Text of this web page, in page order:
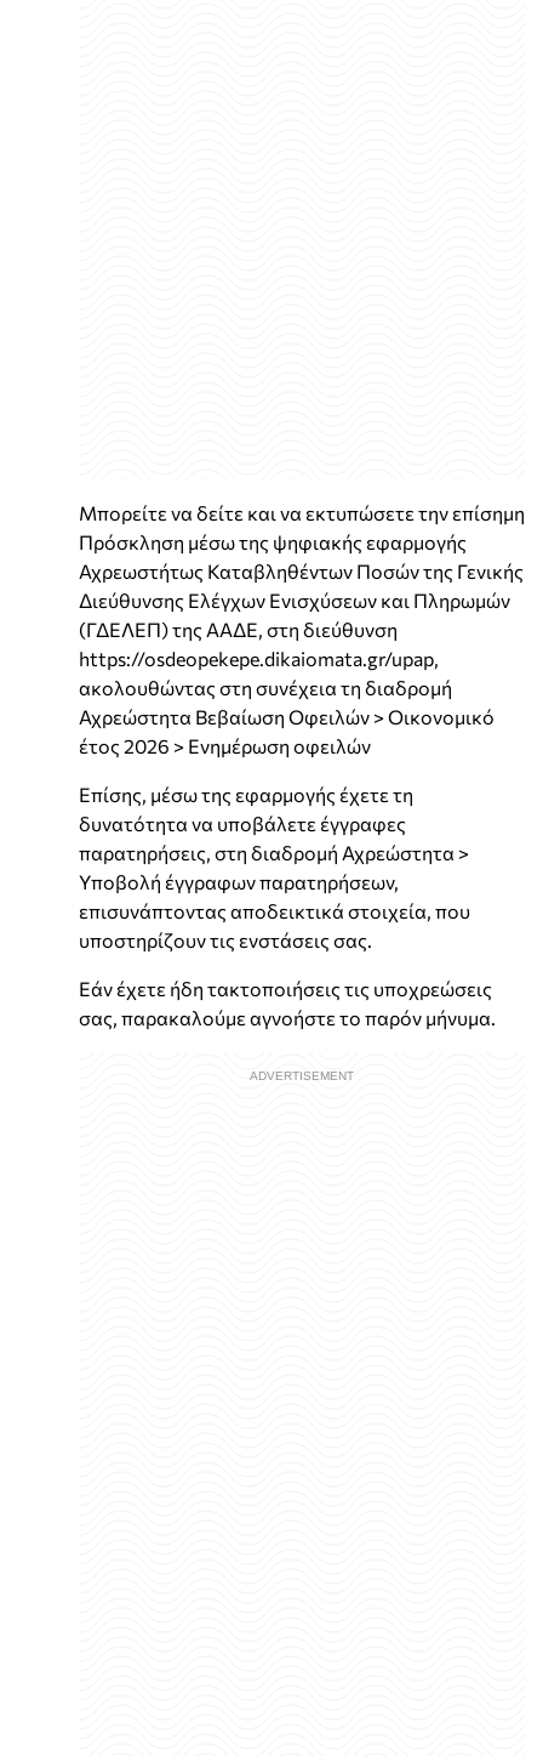
Μπορείτε να δείτε και να εκτυπώσετε την επίσημη
Πρόσκληση μέσω της ψηφιακής εφαρμογής
Αχρεωστήτως Καταβληθέντων Ποσών της Γενικής
Διεύθυνσης Ελέγχων Ενισχύσεων και Πληρωμών
(ΓΔΕΛΕΠ) της ΑΑΔΕ, στη διεύθυνση
https://osdeopekepe.dikaiomata.gr/upap,
ακολουθώντας στη συνέχεια τη διαδρομή
Αχρεώστητα Βεβαίωση Οφειλών > Οικονομικό
έτος 2026 > Ενημέρωση οφειλών
Επίσης, μέσω της εφαρμογής έχετε τη
δυνατότητα να υποβάλετε έγγραφες
παρατηρήσεις, στη διαδρομή Αχρεώστητα >
Υποβολή έγγραφων παρατηρήσεων,
επισυνάπτοντας αποδεικτικά στοιχεία, που
υποστηρίζουν τις ενστάσεις σας.
Εάν έχετε ήδη τακτοποιήσεις τις υποχρεώσεις
σας, παρακαλούμε αγνοήστε το παρόν μήνυμα.